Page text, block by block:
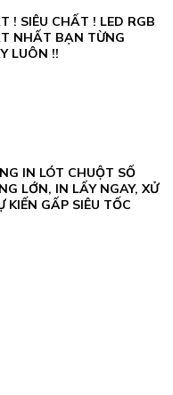
! SIÊU CHẤT ! LED RGB
NHẤT BẠN TỪNG
LUÔN !!
IN LÓT CHUỘT SỐ
LỚN, IN LẤY NGAY, XỬ
KIẾN GẤP SIÊU TỐC